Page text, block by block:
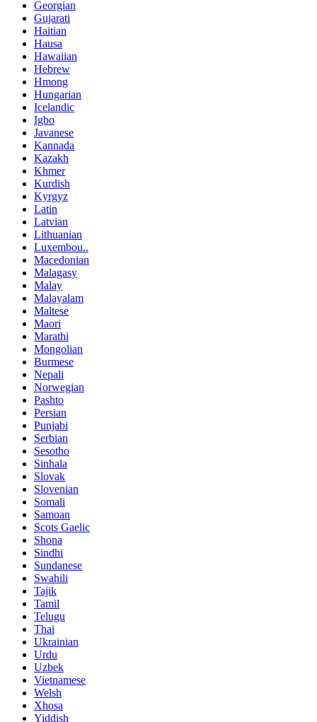
Georgian
Gujarati
Haitian
Hausa
Hawaiian
Hebrew
Hmong
Hungarian
Icelandic
Igbo
Javanese
Kannada
Kazakh
Khmer
Kurdish
Kyrgyz
Latin
Latvian
Lithuanian
Luxembou..
Macedonian
Malagasy
Malay
Malayalam
Maltese
Maori
Marathi
Mongolian
Burmese
Nepali
Norwegian
Pashto
Persian
Punjabi
Serbian
Sesotho
Sinhala
Slovak
Slovenian
Somali
Samoan
Scots Gaelic
Shona
Sindhi
Sundanese
Swahili
Tajik
Tamil
Telugu
Thai
Ukrainian
Urdu
Uzbek
Vietnamese
Welsh
Xhosa
Yiddish